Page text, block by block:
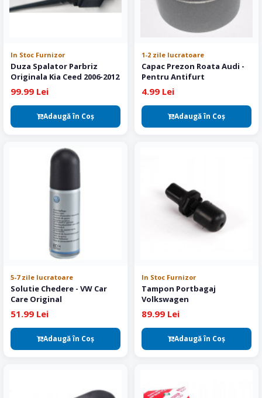
In Stoc Furnizor
Duza Spalator Parbriz
Originala Kia Ceed 2006-2012
99.99 Lei
Adaugă în Coş
1-2 zile lucratoare
Capac Prezon Roata Audi -
Pentru Antifurt
4.99 Lei
Adaugă în Coş
5-7 zile lucratoare
Solutie Chedere - VW Car
Care Original
51.99 Lei
Adaugă în Coş
In Stoc Furnizor
Tampon Portbagaj
Volkswagen
89.99 Lei
Adaugă în Coş